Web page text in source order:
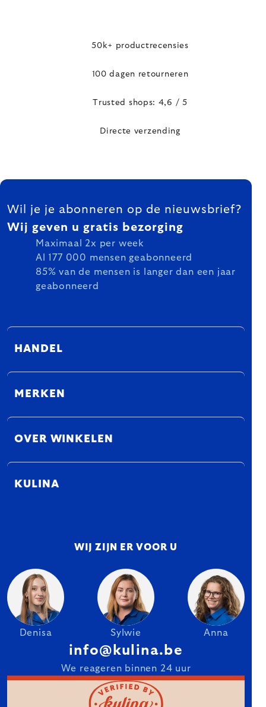
50k+ productrecensies
100 dagen retourneren
Trusted shops: 4,6 / 5
Directe verzending
FOOTER
Wil je je abonneren op de nieuwsbrief?
Wij geven u gratis bezorging
Maximaal 2x per week
Al 177 000 mensen geabonneerd
85% van de mensen is langer dan een jaar
geabonneerd
HANDEL
MERKEN
OVER WINKELEN
KULINA
WIJ ZIJN ER VOOR U
Denisa Sylwie Anna
info@kulina.be
We reageren binnen 24 uur